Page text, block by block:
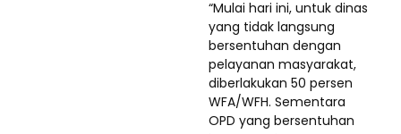
“Mulai hari ini, untuk dinas
yang tidak langsung
bersentuhan dengan
pelayanan masyarakat,
diberlakukan 50 persen
WFA/WFH. Sementara
OPD yang bersentuhan